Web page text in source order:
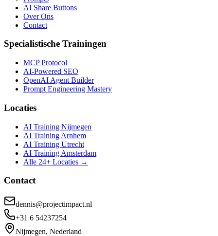
AI Share Buttons
Over Ons
Contact
Specialistische Trainingen
MCP Protocol
AI-Powered SEO
OpenAI Agent Builder
Prompt Engineering Mastery
Locaties
AI Training Nijmegen
AI Training Arnhem
AI Training Utrecht
AI Training Amsterdam
Alle 24+ Locaties →
Contact
dennis@projectimpact.nl
+31 6 54237254
Nijmegen, Nederland